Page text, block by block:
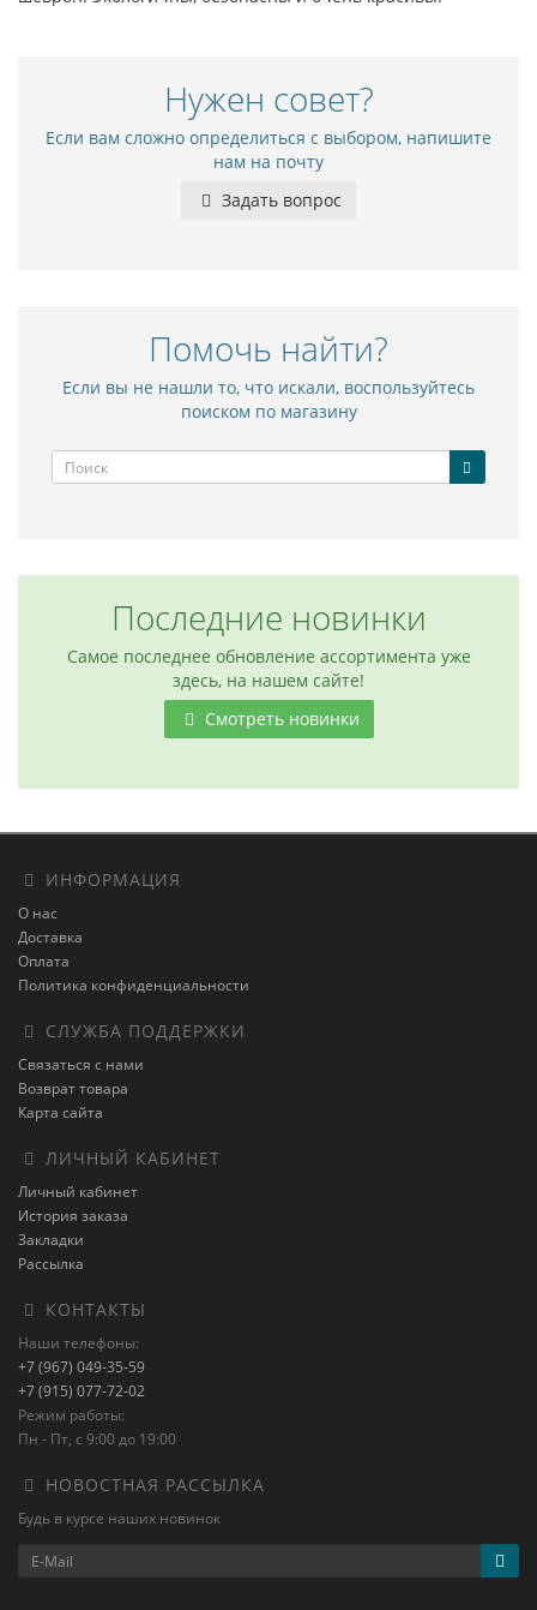
Нужен совет?
Если вам сложно определиться с выбором, напишите
нам на почту
Задать вопрос
Помочь найти?
Если вы не нашли то, что искали, воспользуйтесь
поиском по магазину
Последние новинки
Самое последнее обновление ассортимента уже
здесь, на нашем сайте!
Смотреть новинки
ИНФОРМАЦИЯ
О нас
Доставка
Оплата
Политика конфиденциальности
СЛУЖБА ПОДДЕРЖКИ
Связаться с нами
Возврат товара
Карта сайта
ЛИЧНЫЙ КАБИНЕТ
Личный кабинет
История заказа
Закладки
Рассылка
КОНТАКТЫ
Наши телефоны:
+7 (967) 049-35-59
+7 (915) 077-72-02
Режим работы:
Пн - Пт, с 9:00 до 19:00
НОВОСТНАЯ РАССЫЛКА
Будь в курсе наших новинок